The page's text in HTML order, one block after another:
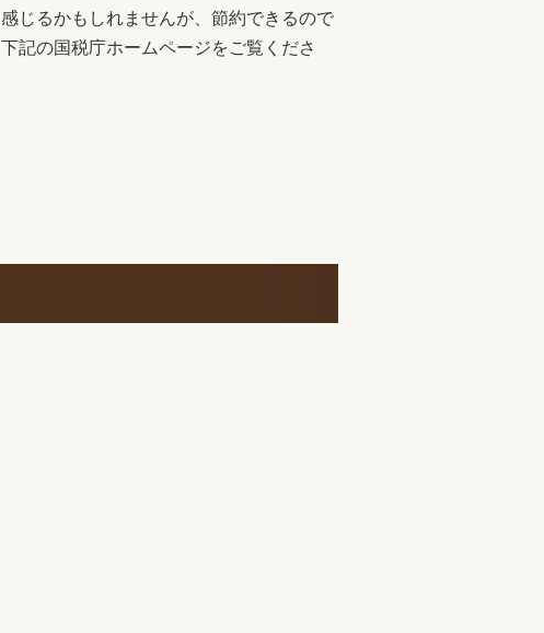
じるかもしれませんが、節約できるので
記の国税庁ホームページをご覧くださ